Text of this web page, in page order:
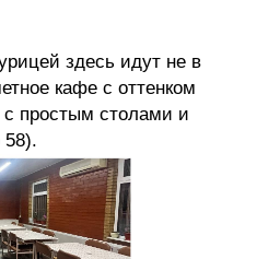
здесь идут не в
кафе с оттенком
простым столами и
58).